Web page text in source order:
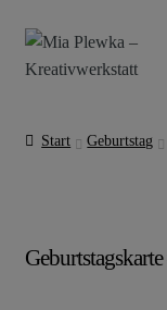
Zur
Navigation
Zum
Inhalt
Start Geburtstag